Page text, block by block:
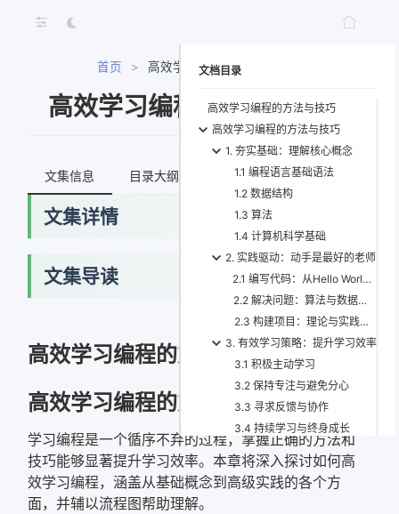
首页 > 高效学习编程的方法与技巧
高效学习编程的方法与技巧
文集信息 目录大纲 最新文档 知识宇宙
文集详情
文集导读
高效学习编程的方法与技巧
高效学习编程的方法与技巧
学习编程是一个循序不弃的过程，掌握正确的方法和
技巧能够显著提升学习效率。本章将深入探讨如何高
效学习编程，涵盖从基础概念到高级实践的各个方
面，并辅以流程图帮助理解。
文档目录
高效学习编程的方法与技巧
高效学习编程的方法与技巧
1. 夯实基础：理解核心概念
1.1 编程语言基础语法
1.2 数据结构
1.3 算法
1.4 计算机科学基础
2. 实践驱动：动手是最好的老师
2.1 编写代码：从Hello World到复杂应用
2.2 解决问题：算法与数据结构练习
2.3 构建项目：理论与实践结合
3. 有效学习策略：提升学习效率
3.1 积极主动学习
3.2 保持专注与避免分心
3.3 寻求反馈与协作
3.4 持续学习与终身成长
4. 克服挑战：保持学习动力
4.1 面对挫折与错误
4.2 保持学习动力
确定
复制弹框内信息